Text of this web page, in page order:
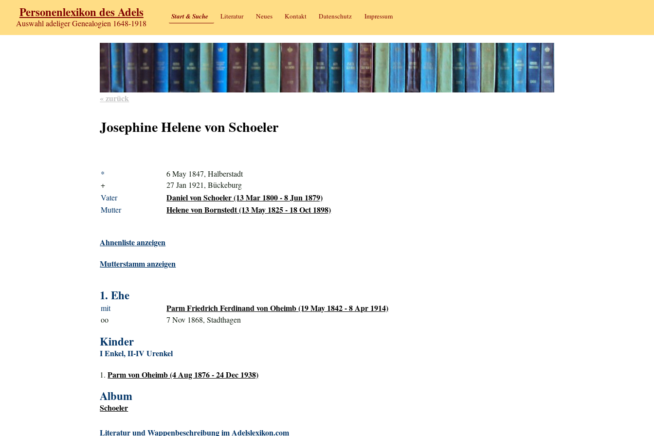
Personenlexikon des Adels
Auswahl adeliger Genealogien 1648-1918
Start & Suche Literatur Neues Kontakt Datenschutz Impressum
« zurück
Josephine Helene von Schoeler
*
6 May 1847, Halberstadt
+
27 Jan 1921, Bückeburg
Vater
Daniel von Schoeler (13 Mar 1800 - 8 Jun 1879)
Mutter Helene von Bornstedt (13 May 1825 - 18 Oct 1898)
Ahnenliste anzeigen
Mutterstamm anzeigen
1. Ehe
mit Parm Friedrich Ferdinand von Oheimb (19 May 1842 - 8 Apr 1914)
oo 7 Nov 1868, Stadthagen
Kinder
I Enkel, II-IV Urenkel
1.Parm von Oheimb (4 Aug 1876 - 24 Dec 1938)
Album
Schoeler
Literatur und Wappenbeschreibung im Adelslexikon.com